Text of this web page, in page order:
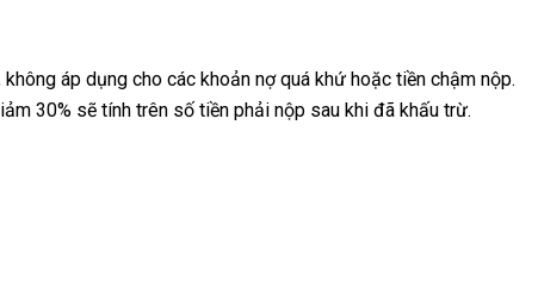
áp dụng cho các khoản nợ quá khứ hoặc tiền chậm nộp.
30% sẽ tính trên số tiền phải nộp sau khi đã khấu trừ.